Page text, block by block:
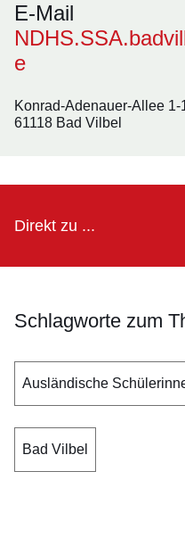
E-Mail
e
Konrad-Adenauer-Allee 1-
61118 Bad Vilbel
Direkt zu ...
Schlagworte zum
Ausländische
Bad Vilbel